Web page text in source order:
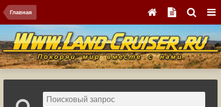
Главная